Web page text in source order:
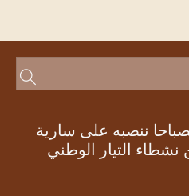
ننصبه على سارية
نشطاء التيار الوطني